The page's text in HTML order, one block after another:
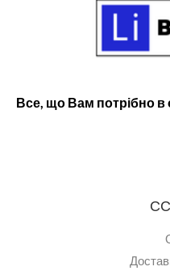
Все, що Вам потрібно в